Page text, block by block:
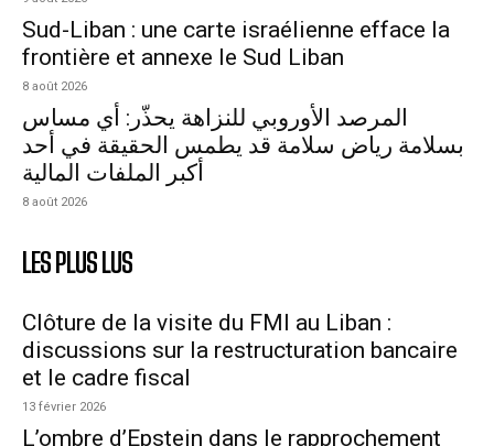
Sud-Liban : une carte israélienne efface la
frontière et annexe le Sud Liban
8 août 2026
المرصد الأوروبي للنزاهة يحذّر: أي مساس
بسلامة رياض سلامة قد يطمس الحقيقة في أحد
أكبر الملفات المالية
8 août 2026
LES PLUS LUS
Clôture de la visite du FMI au Liban :
discussions sur la restructuration bancaire
et le cadre fiscal
13 février 2026
L’ombre d’Epstein dans le rapprochement